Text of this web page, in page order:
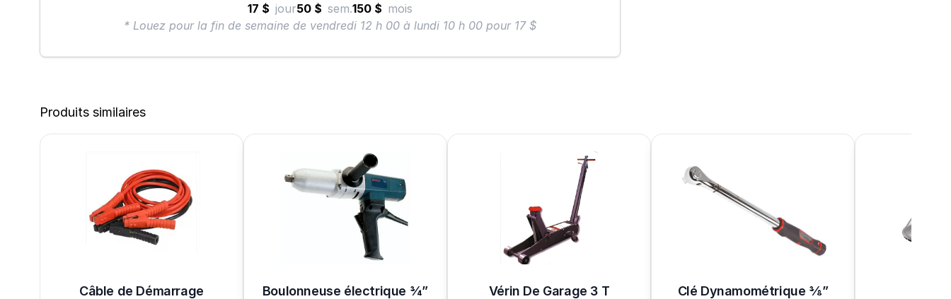
17 $ jour50 $ sem.150 $ mois
* Louez pour la fin de semaine de vendredi 12 h 00 à lundi 10 h 00 pour 17 $
Produits similaires
Câble de Démarrage Boulonneuse électrique 3⁄4” Vérin De Garage 3 T Clé Dynamométrique 3⁄8”